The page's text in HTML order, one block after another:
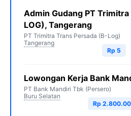
Admin Gudang PT
LOG), Tangerang
PT Trimitra Trans Persada (B-Log)
Tangerang
Rp 5
Lowongan Kerja Bank
PT Bank Mandiri Tbk (Persero)
Buru Selatan
Rp